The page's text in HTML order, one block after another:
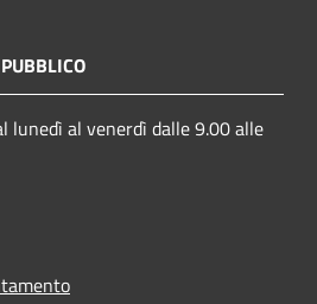
lunedì al venerdì dalle 9.00 alle